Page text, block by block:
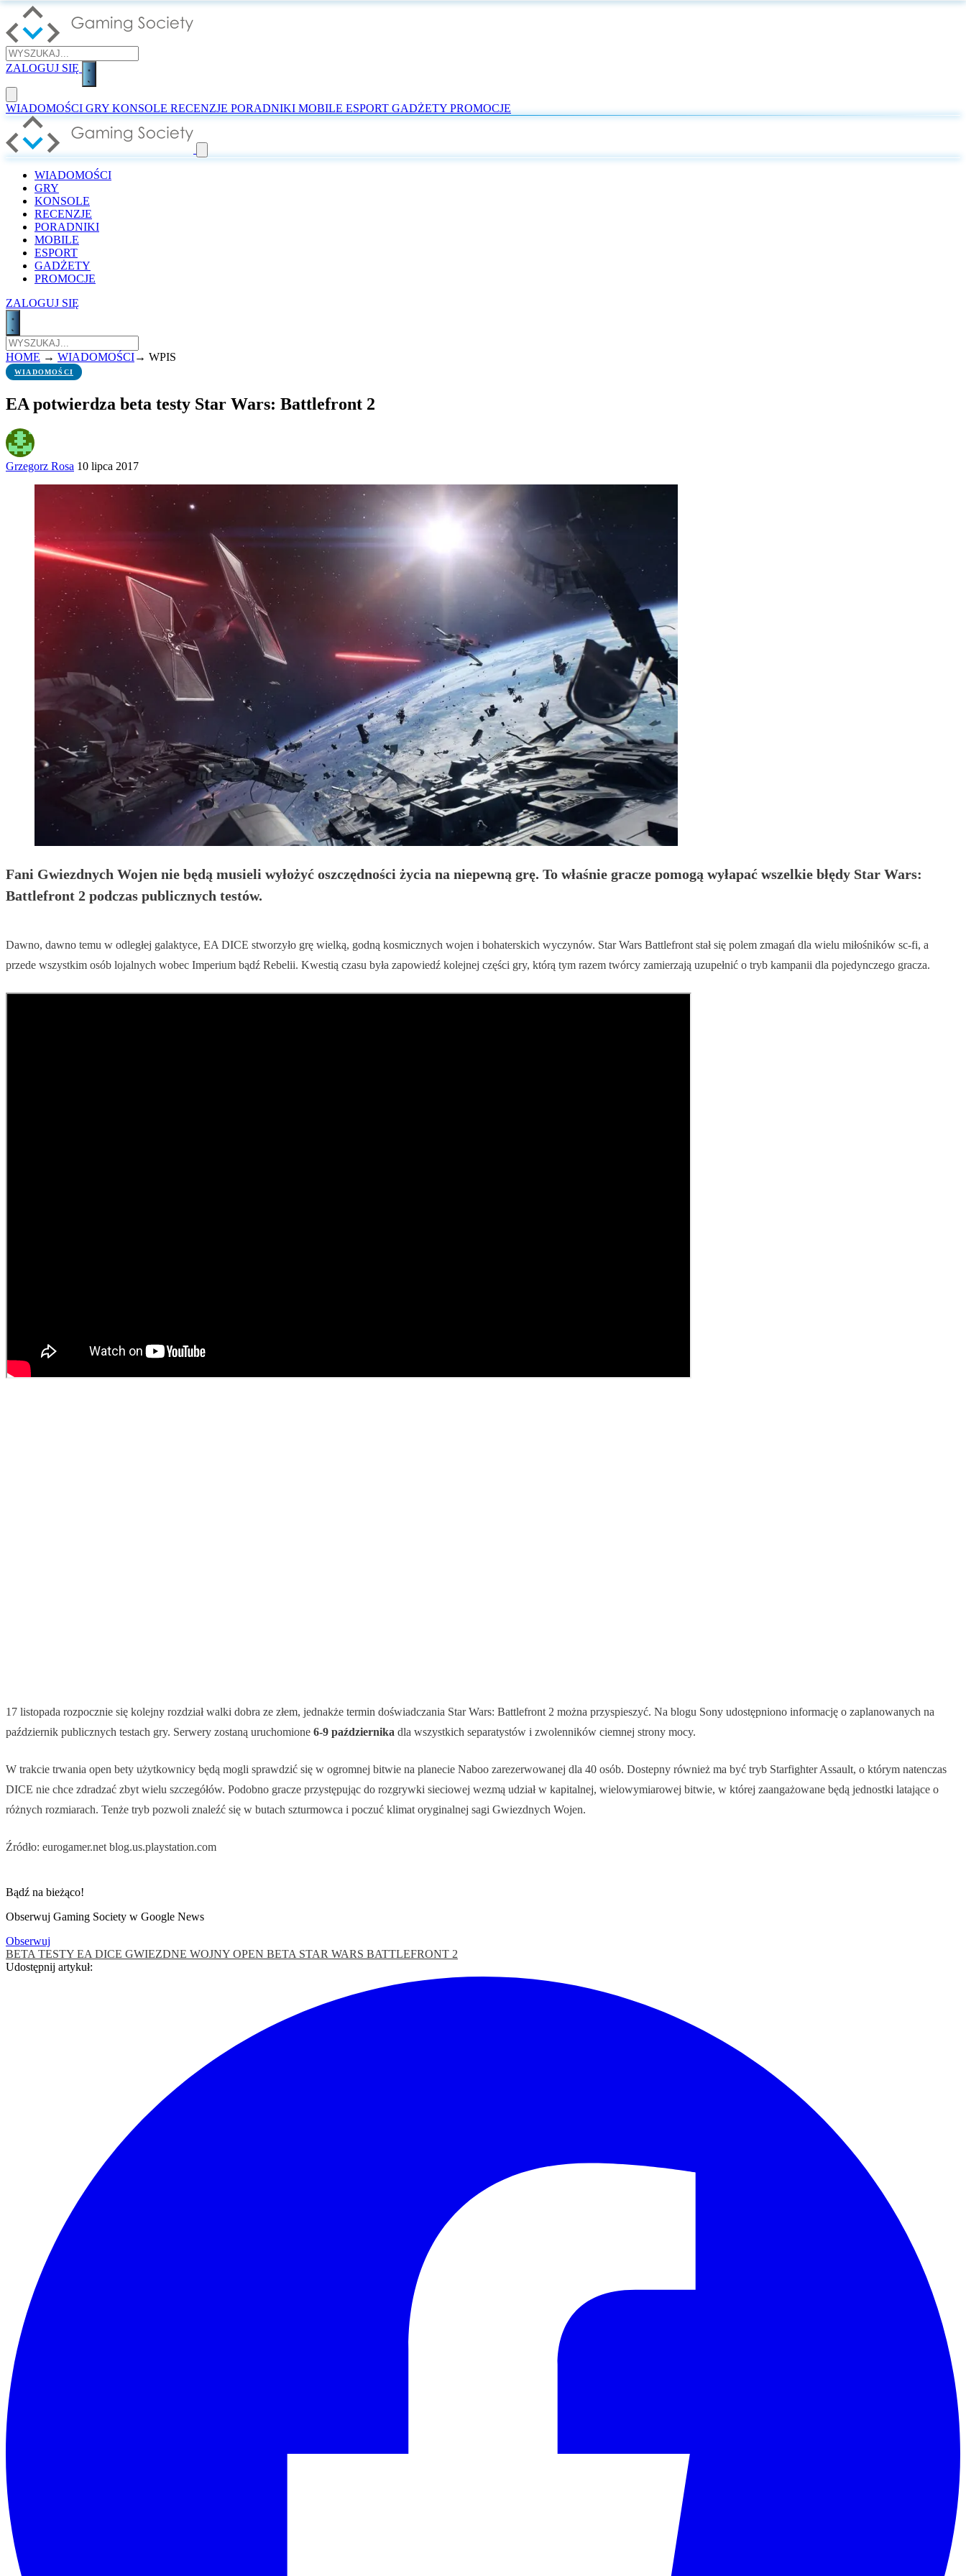
ZALOGUJ SIĘ
WIADOMOŚCI GRY KONSOLE RECENZJE PORADNIKI MOBILE ESPORT GADŻETY PROMOCJE
WIADOMOŚCI
GRY
KONSOLE
RECENZJE
PORADNIKI
MOBILE
ESPORT
GADŻETY
PROMOCJE
ZALOGUJ SIĘ
HOME → WIADOMOŚCI→ WPIS
WIADOMOŚCI
EA potwierdza beta testy Star Wars: Battlefront 2
Grzegorz Rosa 10 lipca 2017
Fani Gwiezdnych Wojen nie będą musieli wyłożyć oszczędności życia na niepewną grę. To właśnie gracze pomogą wyłapać wszelkie błędy Star Wars:
Battlefront 2 podczas publicznych testów.
Dawno, dawno temu w odległej galaktyce, EA DICE stworzyło grę wielką, godną kosmicznych wojen i bohaterskich wyczynów. Star Wars Battlefront stał się polem zmagań dla wielu miłośników sc-fi, a
przede wszystkim osób lojalnych wobec Imperium bądź Rebelii. Kwestią czasu była zapowiedź kolejnej części gry, którą tym razem twórcy zamierzają uzupełnić o tryb kampanii dla pojedynczego gracza.
17 listopada rozpocznie się kolejny rozdział walki dobra ze złem, jednakże termin doświadczania Star Wars: Battlefront 2 można przyspieszyć. Na blogu Sony udostępniono informację o zaplanowanych na
październik publicznych testach gry. Serwery zostaną uruchomione 6-9 października dla wszystkich separatystów i zwolenników ciemnej strony mocy.
W trakcie trwania open bety użytkownicy będą mogli sprawdzić się w ogromnej bitwie na planecie Naboo zarezerwowanej dla 40 osób. Dostepny również ma być tryb Starfighter Assault, o którym natenczas
DICE nie chce zdradzać zbyt wielu szczegółów. Podobno gracze przystępując do rozgrywki sieciowej wezmą udział w kapitalnej, wielowymiarowej bitwie, w której zaangażowane będą jednostki latające o
różnych rozmiarach. Tenże tryb pozwoli znaleźć się w butach szturmowca i poczuć klimat oryginalnej sagi Gwiezdnych Wojen.
Źródło: eurogamer.net blog.us.playstation.com
Bądź na bieżąco!
Obserwuj Gaming Society w Google News
Obserwuj
BETA TESTY EA DICE GWIEZDNE WOJNY OPEN BETA STAR WARS BATTLEFRONT 2
Udostępnij artykuł: